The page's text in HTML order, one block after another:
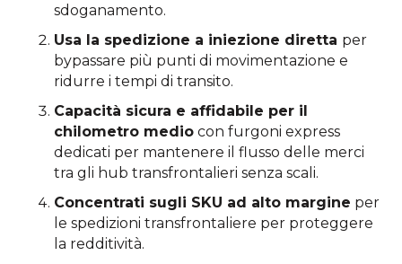
sdoganamento.
Usa la spedizione a iniezione diretta per
bypassare più punti di movimentazione e
ridurre i tempi di transito.
Capacità sicura e affidabile per il
chilometro medio con furgoni express
dedicati per mantenere il flusso delle merci
tra gli hub transfrontalieri senza scali.
Concentrati sugli SKU ad alto margine per
le spedizioni transfrontaliere per proteggere
la redditività.